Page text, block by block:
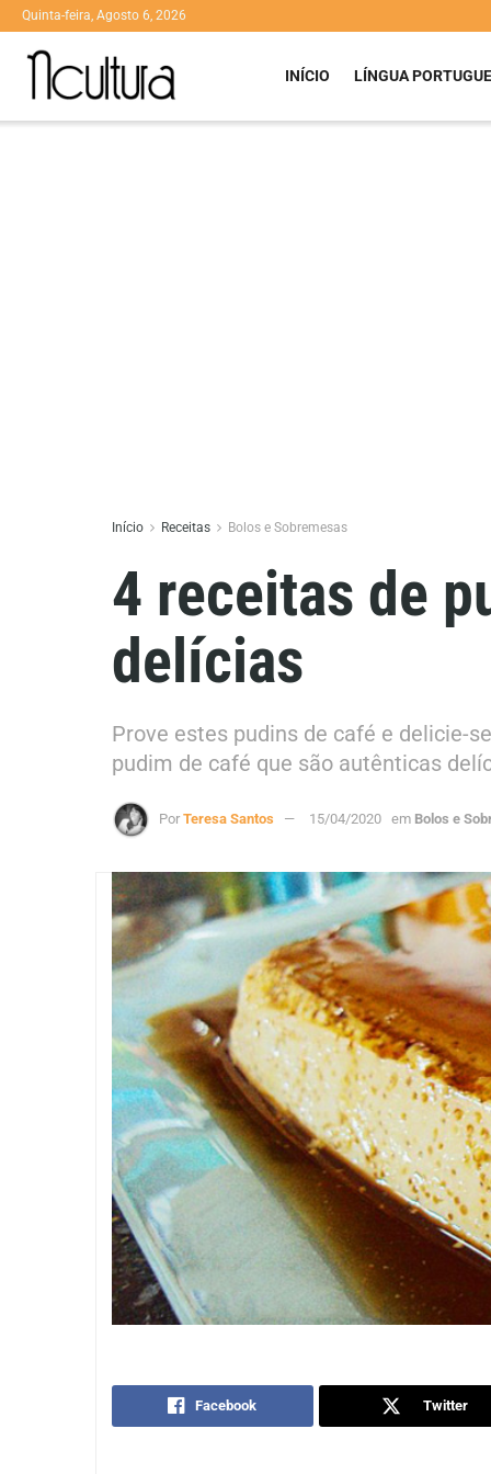
Quinta-feira, Agosto 6, 2026
INÍCIO LÍNGUA
Início Receitas Bolos e Sobremesas
4 receitas de
delícias
Prove estes pudins de café e delicie-
pudim de café que são autênticas
Por Teresa Santos 15/04/2020 em Bolos e
Facebook Twitter